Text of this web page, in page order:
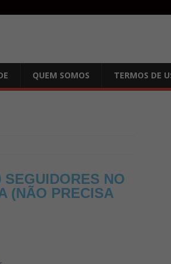
QUEM SOMOS TERMOS DE
NO
(NÃO PRECISA